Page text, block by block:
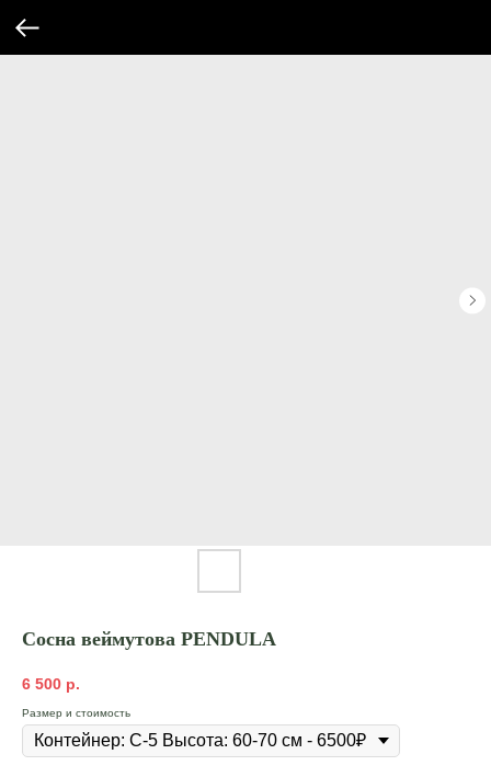
Сосна веймутова PENDULA
6 500 р.
Размер и стоимость